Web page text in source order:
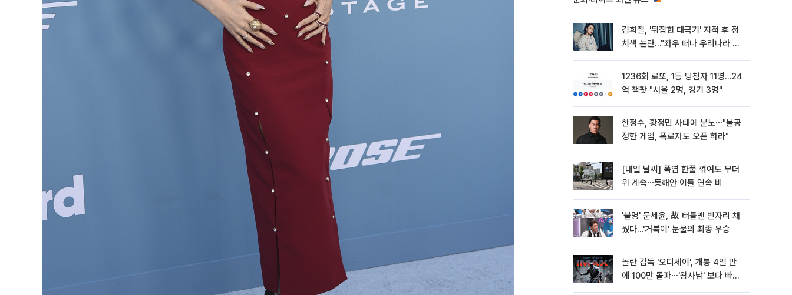
김희철, '뒤집힌 태극기' 지적 후 정
치색 논란…"좌우 떠나 우리나라 국
1236회 로또, 1등 당첨자 11명…24
억 잭팟 "서울 2명, 경기 3명"
한정수, 황정민 사태에 분노⋯"불공
정한 게임, 폭로자도 오픈 하라"
[내일 날씨] 폭염 한풀 꺾여도 무더
위 계속⋯동해안 이틀 연속 비
'불명' 문세윤, 故 터틀맨 빈자리 채
웠다…'거북이' 눈물의 최종 우승
놀란 감독 '오디세이', 개봉 4일 만
에 100만 돌파⋯'왕사남' 보다 빠르